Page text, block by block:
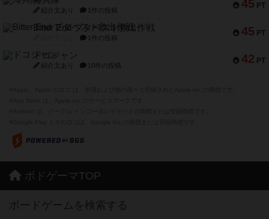
45 PT
紹介文あり 1件の投稿
45 PT
Bitter End ブタペスト救出作戦
1件の投稿
42 PT
ドコジャン
紹介文あり 10件の投稿
ボドゲーマTOP
ボードゲームを検索する